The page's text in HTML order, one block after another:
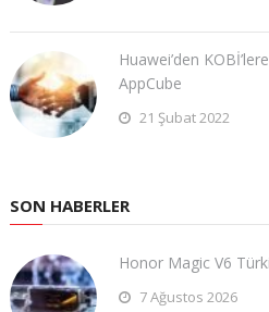
Huawei’den
AppCube
21 Şubat 2022
SON HABERLER
Honor Magic V6
7 Ağustos 2026